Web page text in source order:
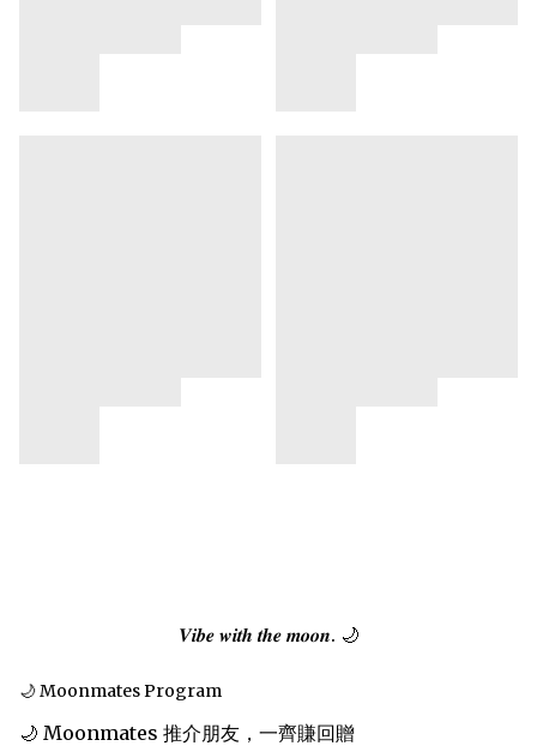
𝑽𝒊𝒃𝒆 𝒘𝒊𝒕𝒉 𝒕𝒉𝒆 𝒎𝒐𝒐𝒏. 🌙
🌙 Moonmates Program
🌙 Moonmates 推介朋友，一齊賺回贈